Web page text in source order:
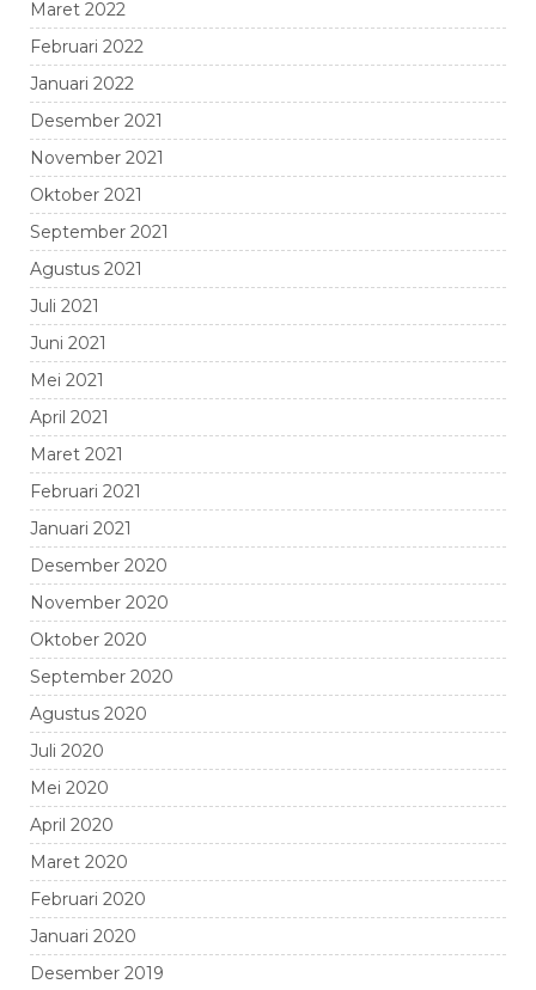
Maret 2022
Februari 2022
Januari 2022
Desember 2021
November 2021
Oktober 2021
September 2021
Agustus 2021
Juli 2021
Juni 2021
Mei 2021
April 2021
Maret 2021
Februari 2021
Januari 2021
Desember 2020
November 2020
Oktober 2020
September 2020
Agustus 2020
Juli 2020
Mei 2020
April 2020
Maret 2020
Februari 2020
Januari 2020
Desember 2019